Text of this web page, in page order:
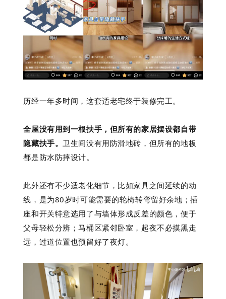
历经一年多时间，这套适老宅终于装修完工。
全屋没有用到一根扶手，但所有的家居摆设都自带
隐藏扶手。 卫生间没有用防滑地砖，但所有的地板
都是防水防摔设计。
此外还有不少适老化细节，比如家具之间延续的动
线，是为80岁时可能需要的轮椅转弯留好余地；插
座和开关特意选用了与墙体形成反差的颜色，便于
父母轻松分辨；马桶区紧邻卧室，起夜不必摸黑走
远，过道位置也预留好了夜灯。